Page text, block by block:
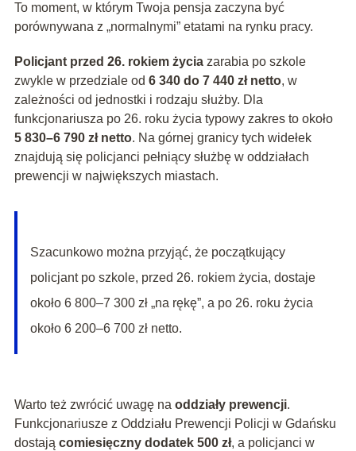
To moment, w którym Twoja pensja zaczyna być
porównywana z „normalnymi” etatami na rynku pracy.
Policjant przed 26. rokiem życiazarabia po szkole
zwykle w przedziale od 6 340 do 7 440 zł netto, w
zależności od jednostki i rodzaju służby. Dla
funkcjonariusza po 26. roku życia typowy zakres to około
5 830–6 790 zł netto. Na górnej granicy tych widełek
znajdują się policjanci pełniący służbę w oddziałach
prewencji w największych miastach.
Szacunkowo można przyjąć, że początkujący
policjant po szkole, przed 26. rokiem życia, dostaje
około 6 800–7 300 zł „na rękę”, a po 26. roku życia
około 6 200–6 700 zł netto.
Warto też zwrócić uwagę na oddziały prewencji.
Funkcjonariusze z Oddziału Prewencji Policji w Gdańsku
dostają comiesięczny dodatek 500 zł, a policjanci w